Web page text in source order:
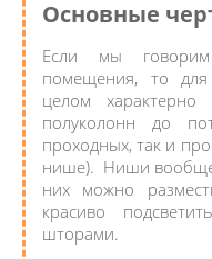
Основные
Если мы
помещения, то
целом
полуколонн до
проходных, так и
нише). Ниши вообще
них можно
красиво
шторами.